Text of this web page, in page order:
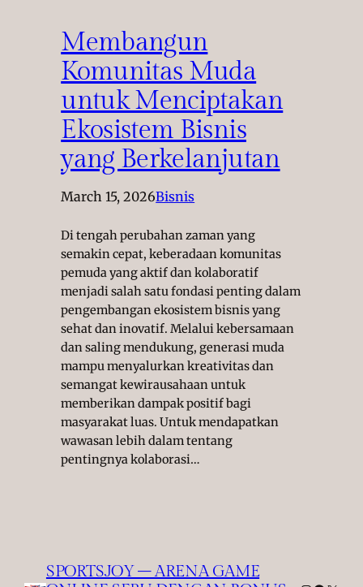
Membangun
Komunitas Muda
untuk Menciptakan
Ekosistem Bisnis
yang Berkelanjutan
March 15, 2026Bisnis
Di tengah perubahan zaman yang
semakin cepat, keberadaan komunitas
pemuda yang aktif dan kolaboratif
menjadi salah satu fondasi penting dalam
pengembangan ekosistem bisnis yang
sehat dan inovatif. Melalui kebersamaan
dan saling mendukung, generasi muda
mampu menyalurkan kreativitas dan
semangat kewirausahaan untuk
memberikan dampak positif bagi
masyarakat luas. Untuk mendapatkan
wawasan lebih dalam tentang
pentingnya kolaborasi…
SPORTSJOY – ARENA GAME